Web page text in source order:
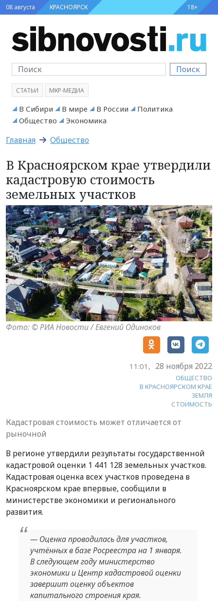
08 августа КРАСНОЯРСК 18+
Поиск
СТАТЬИ МКР-МЕДИА
В Сибири В мире В России
Политика
Общество
Экономика
Главная Общество
В Красноярском крае утвердили
кадастровую стоимость
земельных участков
Фото: © РИА Новости / Евгений Одиноков
11:01, 28 ноября 2022
ОБЩЕСТВО
В КРАСНОЯРСКОМ КРАЕ
ЗЕМЛЯ
СТОИМОСТЬ
Кадастровая стоимость может отличается от
рыночной
В регионе утвердили результаты государственной
кадастровой оценки 1 441 128 земельных участков.
Кадастровая оценка всех участков проведена в
Красноярском крае впервые, сообщили в
министерстве экономики и регионального
развития.
— Оценка проводилась для участков,
учтённых в базе Росреестра на 1 января.
В следующем году министерство
экономики и Центр кадастровой оценки
завершит оценку объектов
капитального строения края.